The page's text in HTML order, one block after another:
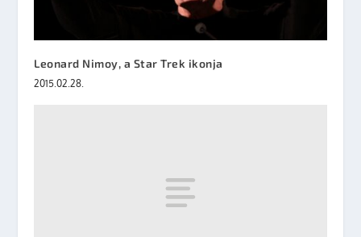
Leonard Nimoy, a Star Trek ikonja
2015.02.28.